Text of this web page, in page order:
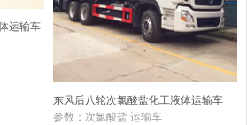
运输车
东风后八轮次氯酸盐化工液体运输车
参数：次氯酸盐 运输车